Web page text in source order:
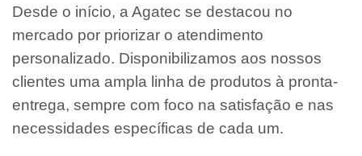
Desde o início, a Agatec se destacou no
mercado por priorizar o atendimento
personalizado. Disponibilizamos aos nossos
clientes uma ampla linha de produtos à pronta-
entrega, sempre com foco na satisfação e nas
necessidades específicas de cada um.